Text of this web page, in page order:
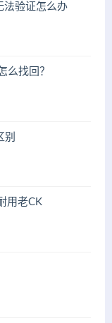
法验证怎么办
么找回？
别
用老CK